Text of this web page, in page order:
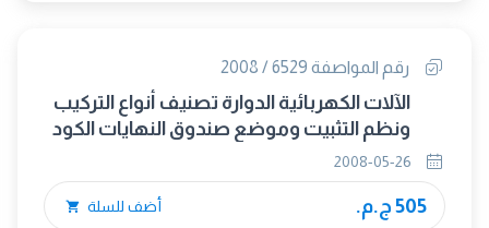
رقم المواصفة 6529 / 2008
الآلات الكهربائية الدوارة تصنيف أنواع التركيب
ونظم التثبيت وموضع صندوق النهايات الكود
(IM)
505 ج.م. أضف للسلة